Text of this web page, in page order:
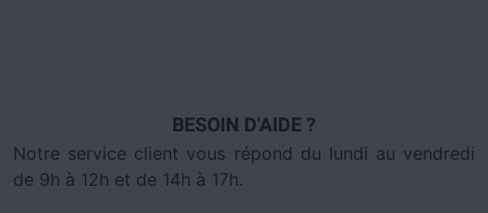
BESOIN D'AIDE ?
Notre service client vous répond du lundi au vendredi
de 9h à 12h et de 14h à 17h.